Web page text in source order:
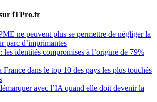
sur iTPro.fr
ne peuvent plus se permettre de négliger la
parc d’imprimantes
les identités compromises à l’origine de 79%
France dans le top 10 des pays les plus touchés
avec l’IA quand elle doit devenir la